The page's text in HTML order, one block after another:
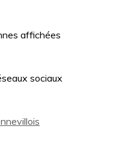
affichées
sociaux